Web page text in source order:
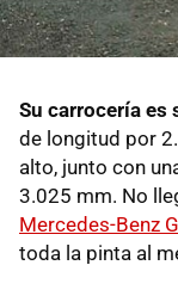
Su carrocería es
de longitud por
alto, junto con
3.025 mm. No
Mercedes-Benz
toda la pinta al